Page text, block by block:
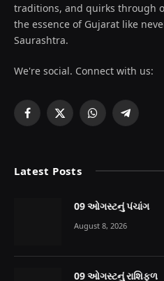
traditions, and quirks through
the essence of Gujarat like
Saurashtra.
We're social. Connect with us:
Facebook
X
WhatsAppTelegram
Latest Posts
09 ઓગસ્ટનું પંચાંગ
August 8, 2026
09 ઓગસ્ટનું રાશિફળ